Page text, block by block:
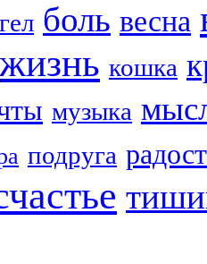
боль весна
жизнь кошка
музыка
подруга